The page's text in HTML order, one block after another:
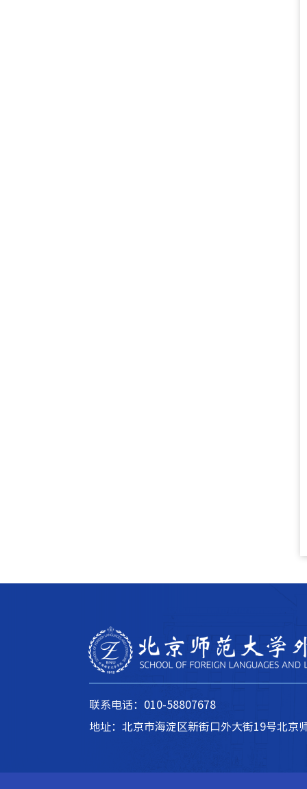
联系电话：010-58807678
地址：北京市海淀区新街口外大街19号北京